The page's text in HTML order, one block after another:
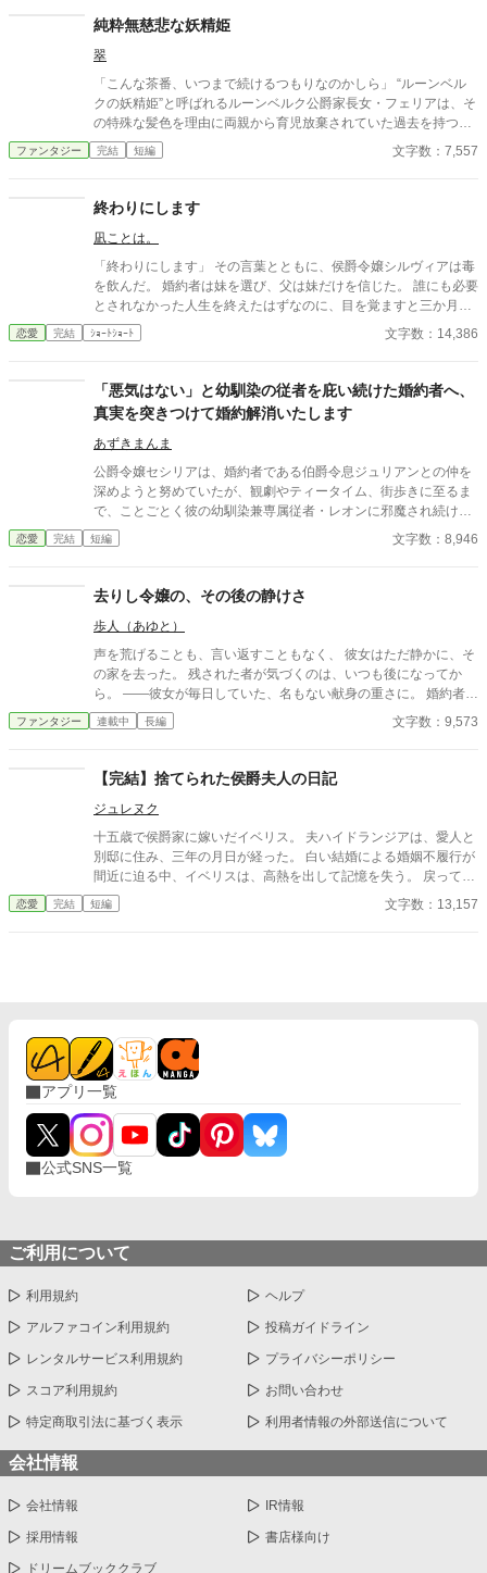
純粋無慈悲な妖精姫
翠
「こんな茶番、いつまで続けるつもりなのかしら」 “ルーンベル
クの妖精姫”と呼ばれるルーンベルク公爵家長女・フェリアは、そ
の特殊な髪色を理由に両親から育児放棄されていた過去を持つ。
悪意と嘲笑、浅慮な思惑を向けられながらも、フェリアはいつだ
って穏やかに笑う。 「何故、自分に悪意を持つ相手に慈悲を向け
に無慈悲な少女の、人生の序章。
ファンタジー 完結 短編 文字数：7,557
終わりにします
凪ことは。
「終わりにします」 その言葉とともに、侯爵令嬢シルヴィアは毒
を飲んだ。 婚約者は妹を選び、父は妹だけを信じた。 誰にも必要
とされなかった人生を終えたはずなのに、目を覚ますと三か月前
へと時間は巻き戻っていた。 もう、誰かに愛されるためだけに生
きるのはやめよう。 そう決めた彼女は、静かに運命を書き換えて
めの物語。
恋愛 完結 ｼｮｰﾄｼｮｰﾄ 文字数：14,386
「悪気はない」と幼馴染の従者を庇い続けた婚約者へ、
真実を突きつけて婚約解消いたします
あずきまんま
公爵令嬢セシリアは、婚約者である伯爵令息ジュリアンとの仲を
深めようと努めていたが、観劇やティータイム、街歩きに至るま
で、ことごとく彼の幼馴染兼専属従者・レオンに邪魔され続けて
いた。セシリアやその父である公爵が度重なる非礼を注意・抗議
しても、ジュリアンは「悪気はないんだ」「寛容になりなさい」
な対応に堪忍袋の緒が切れたセシリアは、綿密な記録を携え、建
国記念夜会という晴れの舞台で決着をつけることを決意。大勢の
貴族が見守る中、逃げ場のない完璧な証拠とともに婚約解消を突
きつけ、身勝手な二人と身内を庇い続けた伯爵家を社会的な破滅
へと追い込んでいく。
恋愛 完結 短編 文字数：8,946
去りし令嬢の、その後の静けさ
歩人（あゆと）
声を荒げることも、言い返すこともなく、 彼女はただ静かに、そ
の家を去った。 残された者が気づくのは、いつも後になってか
ら。 ——彼女が毎日していた、名もない献身の重さに。 婚約者
の、夫の、家族の「当たり前」を支えていた手が消えたとき、 失
われたものの輪郭が、ようやく見えてくる。 ざまぁを声高に描か
じんわり効く、一話完結の短編集。 ※S01「捨てられ令嬢」のア
機微・余韻を最優先。
ファンタジー 連載中 長編 文字数：9,573
【完結】捨てられた侯爵夫人の日記
ジュレヌク
十五歳で侯爵家に嫁いだイベリス。 夫ハイドランジアは、愛人と
別邸に住み、三年の月日が経った。 白い結婚による婚姻不履行が
間近に迫る中、イベリスは、高熱を出して記憶を失う。 戻ってき
た夫は、妻に仕える侍女アリッサムから、いない月日の間書き綴
られた日記を手渡される。 そこには、出会った日から自分を恋し
恋愛 完結 短編 文字数：13,157
アプリ一覧
公式SNS一覧
ご利用について
利用規約 ヘルプ
アルファコイン利用規約 投稿ガイドライン
レンタルサービス利用規約 プライバシーポリシー
スコア利用規約 お問い合わせ
特定商取引法に基づく表示 利用者情報の外部送信について
会社情報
会社情報 IR情報
採用情報 書店様向け
ドリームブッククラブ